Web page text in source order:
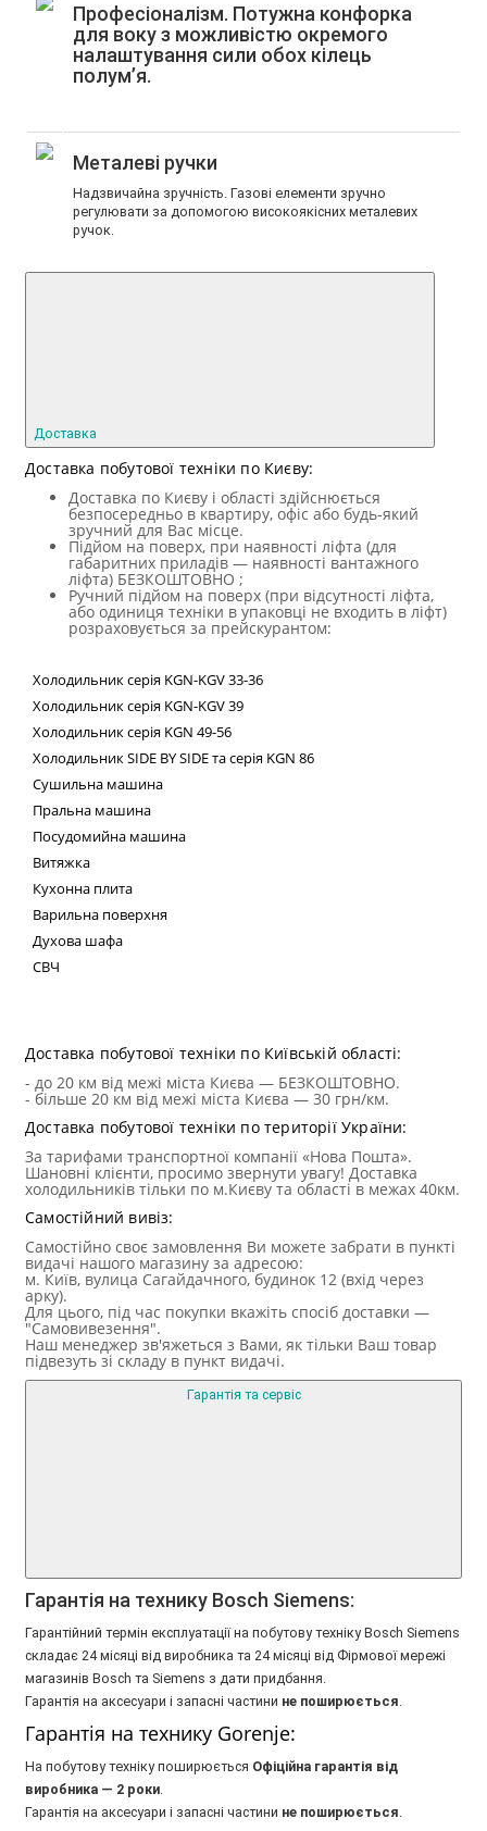
Професіоналізм. Потужна конфорка
для воку з можливістю окремого
налаштування сили обох кілець
полум’я.
Металеві ручки
Надзвичайна зручність. Газові елементи зручно
регулювати за допомогою високоякісних металевих
ручок.
Доставка
Доставка побутової техніки по Києву:
Доставка по Києву і області здійснюється
безпосередньо в квартиру, офіс або будь-який
зручний для Вас місце.
Підйом на поверх, при наявності ліфта (для
габаритних приладів — наявності вантажного
ліфта) БЕЗКОШТОВНО ;
Ручний підйом на поверх (при відсутності ліфта,
або одиниця техніки в упаковці не входить в ліфт)
розраховується за прейскурантом:
Холодильник серія KGN-KGV33-36
Холодильник серія KGN-KGV39
Холодильник серія KGN 49-56
ХолодильникSIDE BYSIDEта серія KGN 86
Сушильна машина
Пральна машина
Посудомийна машина
Витяжка
Кухонна плита
Варильна поверхня
Духова шафа
СВЧ
Доставка побутової техніки по Київській області:
- до 20 км від межі міста Києва — БЕЗКОШТОВНО.
- більше 20 км від межі міста Києва — 30 грн/км.
Доставка побутової техніки по території України:
За тарифами транспортної компанії «Нова Пошта».
Шановні клієнти, просимо звернути увагу! Доставка
холодильників тільки по м.Києву та області в межах 40км.
Самостійний вивіз:
Самостійно своє замовлення Ви можете забрати в пункті
видачі нашого магазину за адресою:
м. Київ, вулица Сагайдачного, будинок 12 (вхід через
арку).
Для цього, під час покупки вкажіть спосіб доставки —
"Самовивезення".
Наш менеджер зв'яжеться з Вами, як тільки Ваш товар
підвезуть зі складу в пункт видачі.
Гарантія та сервіс
Гарантія на технику Bosch Siemens:
Гарантійний термін експлуатації на побутову техніку Bosch Siemens
складає 24 місяці від виробника та 24 місяці від Фірмової мережі
магазинів Bosch та Siemens з дати придбання.
Гарантія на аксесуари і запасні частини не поширюється
Гарантія на технику Gorenje:
На побутову техніку поширюється Oфіційна гарантія від
виробника — 2 роки
Гарантія на аксесуари і запасні частини не поширюється